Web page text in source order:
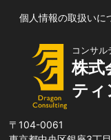
個人情報の取扱いに
コンサル
株式
ティ
〒104-0061